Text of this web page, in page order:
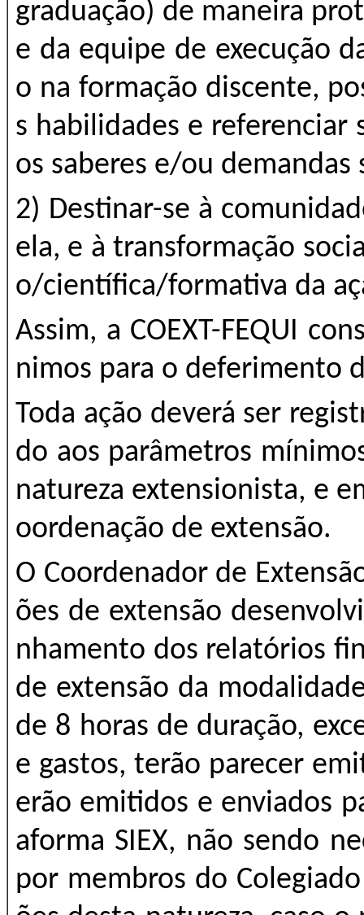
graduação) de maneira
e da equipe de execução
o na formação discente,
s habilidades e referenciar
os saberes e/ou demandas
2) Destinar-se à
ela, e à transformação
o/científica/formativa da
Assim, a COEXT-FEQUI
nimos para o deferimento
Toda ação deverá ser
do aos parâmetros
natureza extensionista, e
oordenação de extensão.
O Coordenador de
ões de extensão
nhamento dos relatórios
de extensão da
de 8 horas de duração,
e gastos, terão parecer
erão emitidos e enviados
aforma SIEX, não sendo
por membros do